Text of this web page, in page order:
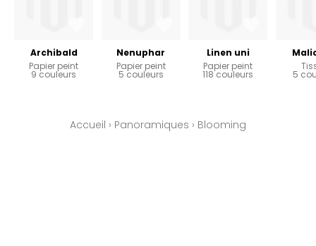
Archibald
Papier peint
9 couleurs
Nenuphar
Papier peint
5 couleurs
Linen uni
Papier peint
118 couleurs 5
Accueil › Panoramiques › Blooming